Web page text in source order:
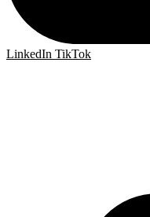
LinkedIn TikTok